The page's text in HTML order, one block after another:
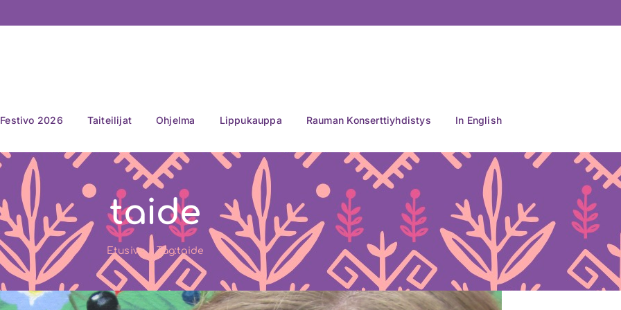
Festivo 2026 Taiteilijat Ohjelma Lippukauppa Rauman Konserttiyhdistys In English
taide
Etusivu Tag:taide